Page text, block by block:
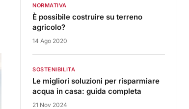
NORMATIVA
È possibile costruire su terreno
agricolo?
14 Ago 2020
SOSTENIBILITA
Le migliori soluzioni per risparmiare
acqua in casa: guida completa
21 Nov 2024